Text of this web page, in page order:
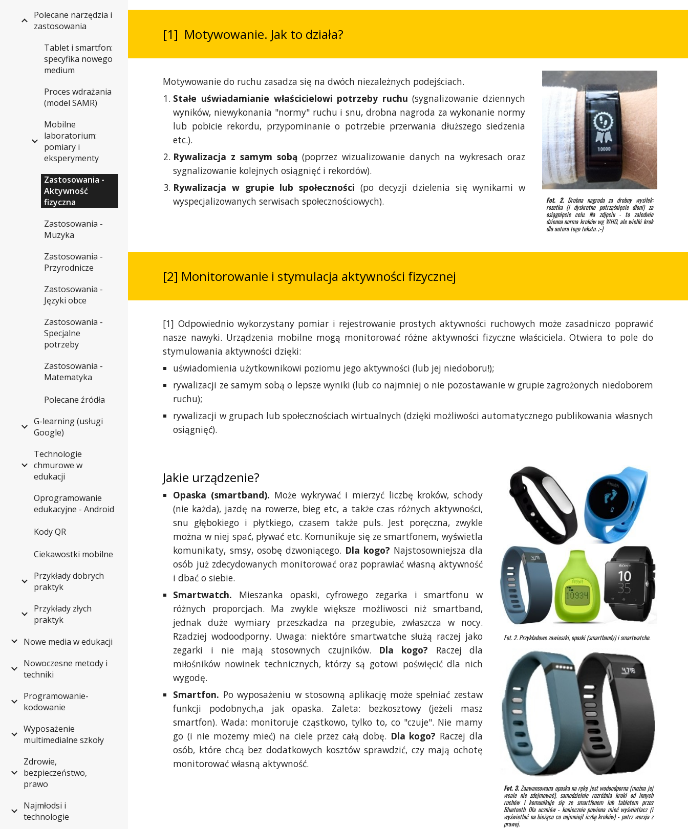
Polecane narzędzia i
zastosowania
Tablet i smartfon:
specyfika nowego
medium
Proces wdrażania
(model SAMR)
Mobilne
laboratorium:
pomiary i
eksperymenty
Zastosowania -
Aktywność
fizyczna
Zastosowania -
Muzyka
Zastosowania -
Przyrodnicze
Zastosowania -
Języki obce
Zastosowania -
Specjalne
potrzeby
Zastosowania -
Matematyka
Polecane źródła
G-learning (usługi
Google)
Technologie
chmurowe w
edukacji
Oprogramowanie
edukacyjne - Android
Kody QR
Ciekawostki mobilne
Przykłady dobrych
praktyk
Przykłady złych
praktyk
Nowe media w edukacji
Nowoczesne metody i
techniki
Programowanie-
kodowanie
Wyposażenie
multimedialne szkoły
Zdrowie,
bezpieczeństwo,
prawo
Najmłodsi i
technologie
[1] Motywowanie. Jak to działa?
Motywowanie do ruchu zasadza się na dwóch niezależnych podejściach.
Stałe uświadamianie właścicielowi potrzeby ruchu (sygnalizowanie dziennych
wyników, niewykonania "normy" ruchu i snu, drobna nagroda za wykonanie normy
lub pobicie rekordu, przypominanie o potrzebie przerwania dłuższego siedzenia
etc.).
Rywalizacja z samym sobą (poprzez wizualizowanie danych na wykresach oraz
sygnalizowanie kolejnych osiągnięć i rekordów).
Rywalizacja w grupie lub społeczności (po decyzji dzielenia się wynikami w
wyspecjalizowanych serwisach społecznościowych).
Fot. 2.Drobna nagroda za drobny wysiłek:
rozetka (i dyskretne potrząśnięcie dłoni) za
osiągnięcie celu. Na zdjęciu - to zaledwie
dzienna norma kroków wg WHO, ale wielki krok
dla autora tego tekstu. ;-)
[2] Monitorowanie i stymulacja aktywności fizycznej
[1] Odpowiednio wykorzystany pomiar i rejestrowanie prostych aktywności ruchowych może zasadniczo poprawić
nasze nawyki. Urządzenia mobilne mogą monitorować różne aktywności fizyczne właściciela. Otwiera to pole do
stymulowania aktywności dzięki:
uświadomienia użytkownikowi poziomu jego aktywności (lub jej niedoboru!);
rywalizacji ze samym sobą o lepsze wyniki (lub co najmniej o nie pozostawanie w grupie zagrożonych niedoborem
ruchu);
rywalizacji w grupach lub społecznościach wirtualnych (dzięki możliwości automatycznego publikowania własnych
osiągnięć).
Jakie urządzenie?
Opaska (smartband). Może wykrywać i mierzyć liczbę kroków, schody
(nie każda), jazdę na rowerze, bieg etc, a także czas różnych aktywności,
snu głębokiego i płytkiego, czasem także puls. Jest poręczna, zwykle
można w niej spać, pływać etc. Komunikuje się ze smartfonem, wyświetla
komunikaty, smsy, osobę dzwoniącego. Dla kogo? Najstosowniejsza dla
osób już zdecydowanych monitorować oraz poprawiać własną aktywność
i dbać o siebie.
Smartwatch. Mieszanka opaski, cyfrowego zegarka i smartfonu w
różnych proporcjach. Ma zwykle większe możliwosci niż smartband,
jednak duże wymiary przeszkadza na przegubie, zwłaszcza w nocy.
Rzadziej wodoodporny. Uwaga: niektóre smartwatche służą raczej jako
zegarki i nie mają stosownych czujników. Dla kogo? Raczej dla
miłośników nowinek technicznych, którzy są gotowi poświęcić dla nich
wygodę.
Smartfon. Po wyposażeniu w stosowną aplikację może spełniać zestaw
funkcji podobnych,a jak opaska. Zaleta: bezkosztowy (jeżeli masz
smartfon). Wada: monitoruje cząstkowo, tylko to, co "czuje". Nie mamy
go (i nie mozemy mieć) na ciele przez całą dobę. Dla kogo? Raczej dla
osób, które chcą bez dodatkowych kosztów sprawdzić, czy mają ochotę
monitorować własną aktywność.
Fot. 2. Przykładowe zawieszki, opaski (smartbandy) i smartwatche.
Fot. 3. Zaawansowana opaska na rękę jest wodoodporna (można jej
wcale nie zdejmować), samodzielnie rozróżnia kroki od innych
ruchów i komunikuje się ze smartfonem lub tabletem przez
Bluetooth. Dla uczniów - koniecznie powinna mieć wyświetlacz (i
wyświetlać na bieżąco co najmniejl iczbę kroków) - patrz wersja z
prawej.